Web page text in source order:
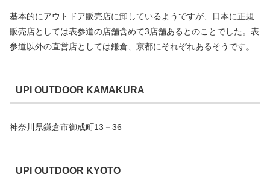
基本的にアウトドア販売店に卸しているようですが、日本に正規
販売店としては表参道の店舗含めて3店舗あるとのことでした。表
参道以外の直営店としては鎌倉、京都にそれぞれあるそうです。
UPI OUTDOOR KAMAKURA
神奈川県鎌倉市御成町13－36
UPI OUTDOOR KYOTO